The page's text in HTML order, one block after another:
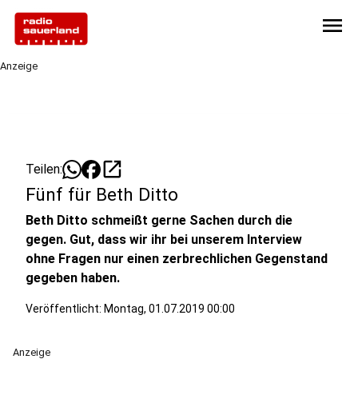
menu
Anzeige
Teilen: open_in_new
Fünf für Beth Ditto
Beth Ditto schmeißt gerne Sachen durch die
gegen. Gut, dass wir ihr bei unserem Interview
ohne Fragen nur einen zerbrechlichen Gegenstand
gegeben haben.
Veröffentlicht: Montag, 01.07.2019 00:00
Anzeige